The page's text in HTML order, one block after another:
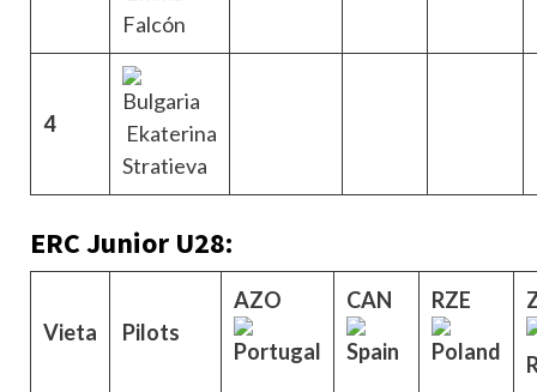
Falcón
4
Ekaterina
Stratieva
ERC Junior U28:
Vieta Pilots
AZO CAN RZE